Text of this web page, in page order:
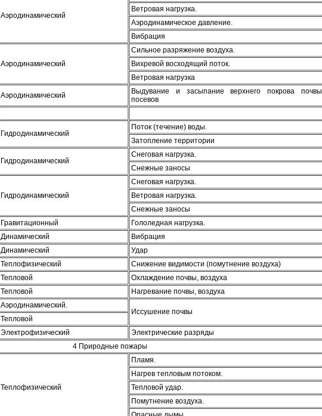
Аэродинамический
Ветровая нагрузка.
Аэродинамическое давление.
Вибрация
Аэродинамический
Сильное разряжение воздуха.
Вихревой восходящий поток.
Ветровая нагрузка
Аэродинамический
Выдувание и засыпание верхнего покрова почвы,
посевов
Гидродинамический
Поток (течение) воды.
Затопление территории
Гидродинамический
Снеговая нагрузка.
Снежные заносы
Гидродинамический
Снеговая нагрузка.
Ветровая нагрузка.
Снежные заносы
Гравитационный
Гололедная нагрузка.
Динамический
Вибрация
Динамический
Удар
Теплофизический
Снижение видимости (помутнение воздуха)
Тепловой
Охлаждение почвы, воздуха
Тепловой Нагревание почвы, воздуха
Аэродинамический.
Иссушение почвы
Тепловой
Электрофизический
Электрические разряды
4 Природные пожары
Теплофизический
Пламя.
Нагрев тепловым потоком.
Тепловой удар.
Помутнение воздуха.